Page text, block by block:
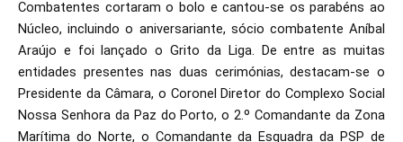
Combatentes cortaram o bolo e cantou-se os parabéns ao
Núcleo, incluindo o aniversariante, sócio combatente Aníbal
Araújo e foi lançado o Grito da Liga. De entre as muitas
entidades presentes nas duas cerimónias, destacam-se o
Presidente da Câmara, o Coronel Diretor do Complexo Social
Nossa Senhora da Paz do Porto, o 2.º Comandante da Zona
Marítima do Norte, o Comandante da Esquadra da PSP de